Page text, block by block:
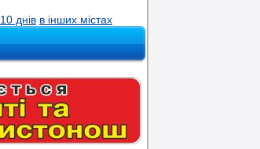
10 днів в інших містах